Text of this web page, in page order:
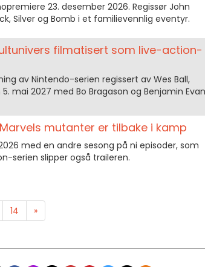
23. desember 2026. Regissør John
Silver og Bomb i et familievennlig eventyr.
filmatisert som live-action-
av Nintendo-serien regissert av Wes Ball,
mai 2027 med Bo Bragason og Benjamin Evan
mutanter er tilbake i kamp
med en andre sesong på ni episoder, som
serien slipper også traileren.
14 »